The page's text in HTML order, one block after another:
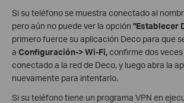
Si su teléfono se muestra conectado al
pero aún no puede ver la opción "Establecer
primero fuerce su aplicación Deco para que
a Configuración-> Wi-Fi,confirme dos
conectado a la red de Deco, y luego abra la
nuevamente para intentarlo.
Si su teléfono tiene un programa VPN en